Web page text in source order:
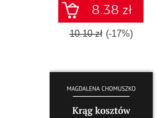
8.38 zł
10.10 zł (-17%)